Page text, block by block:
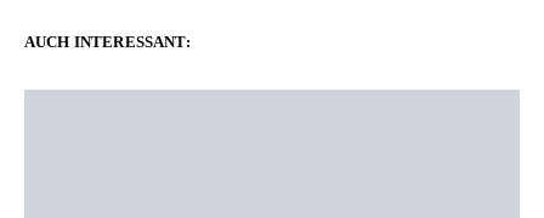
AUCH INTERESSANT: